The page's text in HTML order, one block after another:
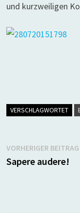
und kurzweiligen
VERSCHLAGWORTET
VORHERIGER BEITRAG
Sapere audere!